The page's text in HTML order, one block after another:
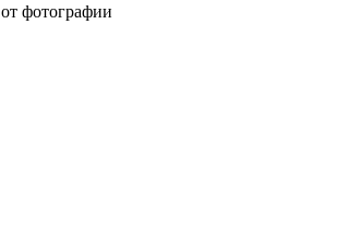
фотографии